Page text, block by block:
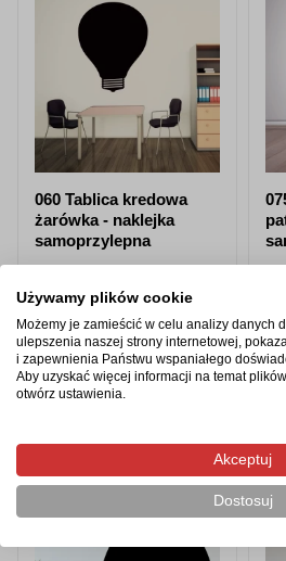
060 Tablica kredowa
żarówka - naklejka
samoprzylepna
Zobacz produkt
Używamy plików cookie
Możemy je zamieścić w celu analizy danych
ulepszenia naszej strony internetowej,
i zapewnienia Państwu wspaniałego
Aby uzyskać więcej informacji na temat
otwórz ustawienia.
Akceptuj
Dostosuj